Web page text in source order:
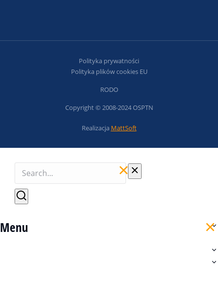
Copyright © 2008-2024 OSPTN
Realizacja MattSoft
Polityka prywatności
Polityka plików cookies EU
RODO
Menu